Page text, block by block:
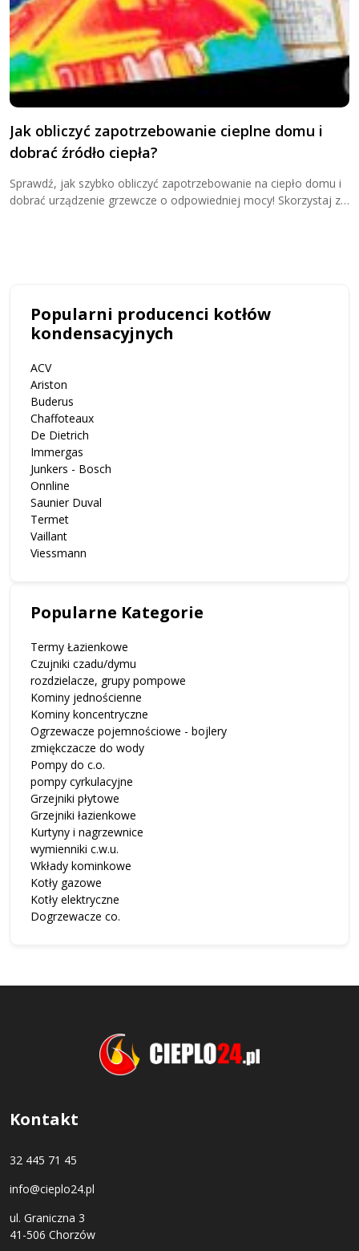
Jak obliczyć zapotrzebowanie cieplne domu i
dobrać źródło ciepła?
Sprawdź, jak szybko obliczyć zapotrzebowanie na ciepło domu i
dobrać urządzenie grzewcze o odpowiedniej mocy! Skorzystaj z
Popularni producenci kotłów
kondensacyjnych
ACV
Ariston
Buderus
Chaffoteaux
De Dietrich
Immergas
Junkers - Bosch
Onnline
Saunier Duval
Termet
Vaillant
Viessmann
Popularne Kategorie
Termy Łazienkowe
Czujniki czadu/dymu
rozdzielacze, grupy pompowe
Kominy jednościenne
Kominy koncentryczne
Ogrzewacze pojemnościowe - bojlery
zmiękczacze do wody
Pompy do c.o.
pompy cyrkulacyjne
Grzejniki płytowe
Grzejniki łazienkowe
Kurtyny i nagrzewnice
wymienniki c.w.u.
Wkłady kominkowe
Kotły gazowe
Kotły elektryczne
Dogrzewacze co.
Kontakt
32 445 71 45
info@cieplo24.pl
ul. Graniczna 3
41-506 Chorzów